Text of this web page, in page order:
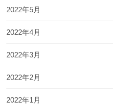
2022年5月
2022年4月
2022年3月
2022年2月
2022年1月